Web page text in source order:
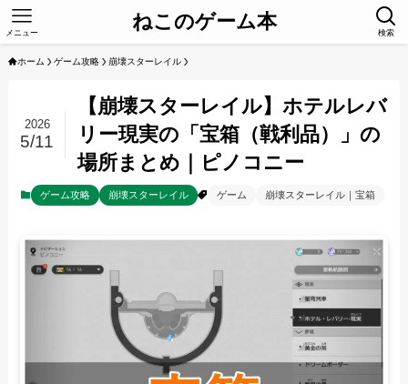
ねこのゲーム本 検索
メニュー
ホーム ゲーム攻略 崩壊スターレイル
【崩壊スターレイル】ホテルレバ
リー現実の「宝箱（戦利品）」の
場所まとめ｜ピノコニー
2026
5/11
ゲーム攻略 崩壊スターレイル ゲーム 崩壊スターレイル｜宝箱